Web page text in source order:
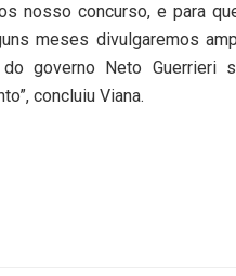
nosso concurso, e para
meses divulgaremos
governo Neto Guerrieri
concluiu Viana.